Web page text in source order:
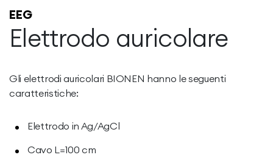
EEG
Elettrodo auricolare
Gli elettrodi auricolari BIONEN hanno le seguenti
caratteristiche:
Elettrodo in Ag/AgCl
Cavo L=100 cm